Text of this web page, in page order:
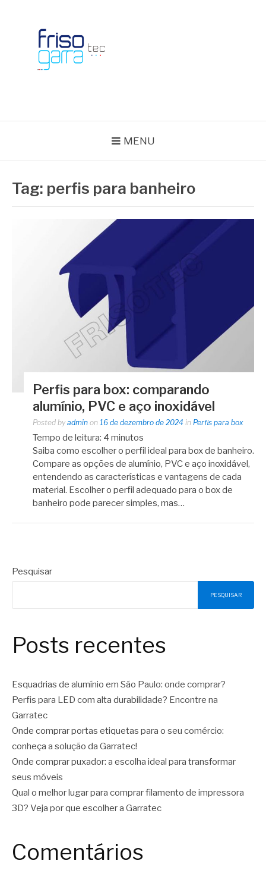
MENU
Tag: perfis para banheiro
Perfis para box: comparando
alumínio, PVC e aço inoxidável
Posted by admin on 16 de dezembro de 2024 in Perfis para box
Tempo de leitura: 4 minutos
Saiba como escolher o perfil ideal para box de banheiro.
Compare as opções de alumínio, PVC e aço inoxidável,
entendendo as características e vantagens de cada
material. Escolher o perfil adequado para o box de
banheiro pode parecer simples, mas…
Pesquisar
PESQUISAR
Posts recentes
Esquadrias de alumínio em São Paulo: onde comprar?
Perfis para LED com alta durabilidade? Encontre na
Garratec
Onde comprar portas etiquetas para o seu comércio:
conheça a solução da Garratec!
Onde comprar puxador: a escolha ideal para transformar
seus móveis
Qual o melhor lugar para comprar filamento de impressora
3D? Veja por que escolher a Garratec
Comentários